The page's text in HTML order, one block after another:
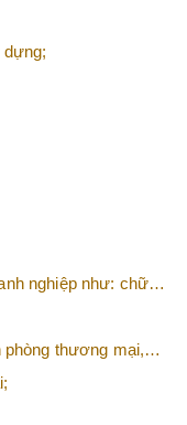
nghiệp như: chữ
thương mại,